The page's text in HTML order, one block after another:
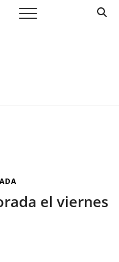
DE AMURRIO Y AYALA
el viernes